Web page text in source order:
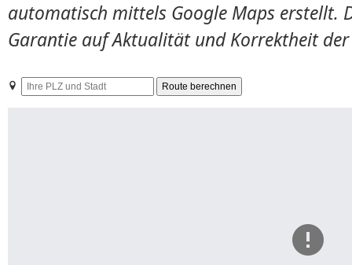
automatisch mittels Google Maps erstellt.
Garantie auf Aktualität und Korrektheit
Ihre
PLZ